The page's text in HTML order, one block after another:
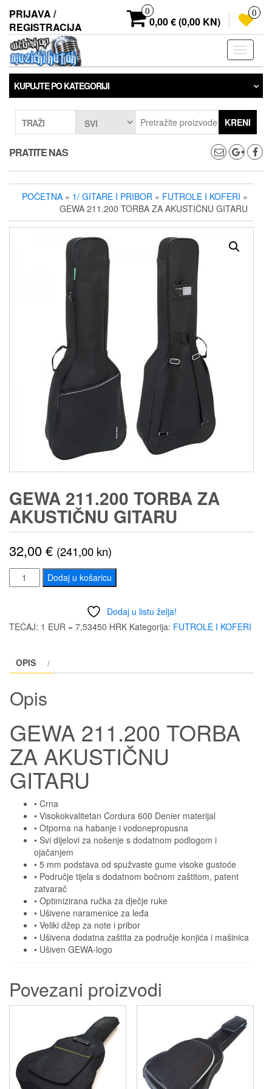
sadržaj
PRIJAVA /
REGISTRACIJA
0
0,00 € (0,00 KN)
0
KUPUJTE PO KATEGORIJI
TRAŽI KRENI
PRATITE NAS
POČETNA » 1/ GITARE I PRIBOR » FUTROLE I KOFERI »
GEWA 211.200 TORBA ZA AKUSTIČNU GITARU
GEWA 211.200 TORBA ZA
AKUSTIČNU GITARU
32,00€ (241,00 kn)
GEWA
211.200
ZA
količina
Dodaj u košaricu
Dodaj u listu želja!
TEČAJ: 1 EUR = 7,53450 HRK Kategorija: FUTROLE I KOFERI
OPIS
Opis
GEWA 211.200 TORBA
ZA AKUSTIČNU
GITARU
• Crna
• Visokokvalitetan Cordura 600 Denier materijal
• Otporna na habanje i vodonepropusna
• Svi dijelovi za nošenje s dodatnom podlogom i
ojačanjem
• 5 mm podstava od spužvaste gume visoke gustoće
• Područje tijela s dodatnom bočnom zaštitom, patent
zatvarač
• Optimizirana ručka za dječje ruke
• Ušivene naramenice za leđa
• Veliki džep za note i pribor
• Ušivena dodatna zaštita za područje konjića i mašinica
• Ušiven GEWA-logo
Povezani proizvodi